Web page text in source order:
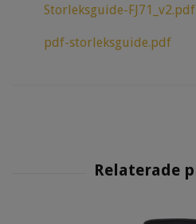
Storleksguide-FJ71_v2.pdf
pdf-storleksguide.pdf